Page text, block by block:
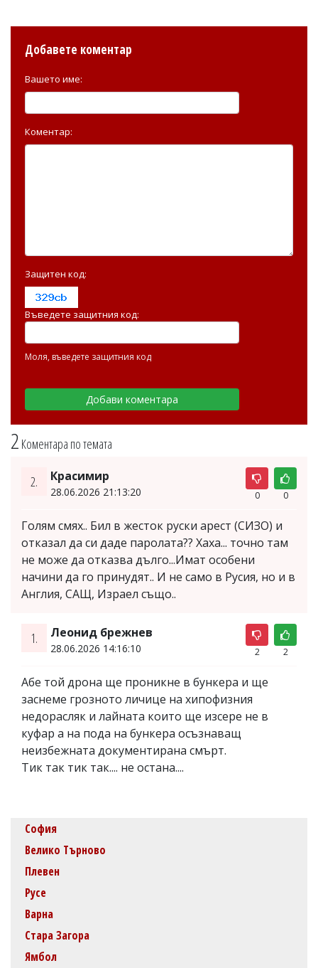
2 Коментара по темата
2. Красимир
28.06.2026 21:13:20 0 0
Голям смях.. Бил в жесток руски арест (СИЗО) и
отказал да си даде паролата?? Хаха... точно там
не може да отказва дълго...Имат особени
начини да го принудят.. И не само в Русия, но и в
Англия, САЩ, Израел също..
1. Леонид брежнев
28.06.2026 14:16:10 2 2
Абе той дрона ще проникне в бункера и ще
заснеме грозното личице на хипофизния
недорасляк и лайната които ще изсере не в
куфар а на пода на бункера осъзнаващ
неизбежната документирана смърт.
Тик так тик так.... не остана....
Добавете коментар
Вашето име:
Коментар:
Защитен код:
Въведете защитния код:
Моля, въведете защитния код
София
Велико Търново
Плевен
Русе
Варна
Стара Загора
Ямбол